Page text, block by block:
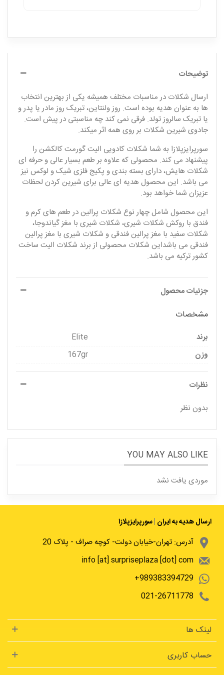
توضیحات
ارسال شکلات در مناسبات مختلف همیشه یکی از بهترین انتخاب
ها به عنوان هدیه بوده است. روز ولنتاین، تبریک روز مادر یا پدر و
یا تبریک سالروز تولد. فرقی نمی کند چه مناسبتی در پیش است.
جادوی شیرین شکلات بر روی همه اثر میکند.
سورپرایزپلازا به شما شکلات کادویی الیت گورمت کالکشن را
پیشنهاد می کند. محصولی که علاوه بر طعم بسیار عالی و حرفه ای
شکلات هایش، دارای بسته بندی و پکیج فلزی شیک و لوکس نیز
می باشد. این محصول هدیه ای عالی برای شیرین کردن لحظات
عزیزان شما خواهد بود.
این محصول شامل چهار نوع شکلات پرالین در طعم های کرم و
فندق با روکش شکلات شیری، شکلات شیری با مغز گیاندوجا،
شکلات سفید با مغز پرالین فندقی و شکلات شیری با مغز پرالین
فندقی می باشداین شکلات محصولی از برند شکلات الیت ساخت
کشور ترکیه می باشد.
جزئیات محصول
مشخصات
برند
Elite
وزن
167gr
نظرات
بدون نظر
YOU MAY ALSO LIKE
موردی یافت نشد
ارسال هدیه به ایران |سورپرایزپلازا
آدرس: تهران-خیابان دولت- کوچه صراف - پلاک 20
info [at] surpriseplaza [dot] com
989383394729+
021-26711778
لینک ها
حساب کاربری